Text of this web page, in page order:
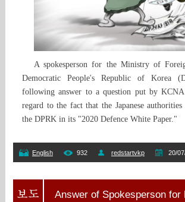
A spokesperson for the Ministry of
Democratic People's Republic of Korea
following answer to a question put by
regard to the fact that the Japanese
the DPRK in its "2020 Defence White Paper."
English 932 redstartvkp 20/
Answer of Spokesperson for